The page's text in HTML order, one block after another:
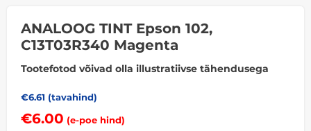
ANALOOG TINT Epson 102,
C13T03R340 Magenta
Tootefotod võivad olla illustratiivse tähendusega
€6.61 (tavahind)
€6.00 (e-poe hind)